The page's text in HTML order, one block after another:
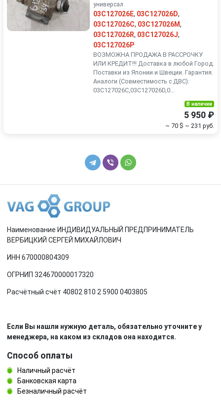
универсал
03C127026E, 03C127026D,
03C127026C, 03C127026M,
03C127026R, 03C127026J,
03C127026P
ВОЗМОЖНА ПРОДАЖА В РАССРОЧКУ
ИЛИ КРЕДИТ!!! Доставка в любой Город.
Поставки из Японии и Швеции. Гарантия.
Аналоги (Совместимость с ДВС):
03C127026C,03C127026D,0...
В наличии
5 950 ₽
~ 70 $ ~ 231 руб.
Наименование ИНДИВИДУАЛЬНЫЙ ПРЕДПРИНИМАТЕЛЬ
ВЕРБИЦКИЙ СЕРГЕЙ МИХАЙЛОВИЧ
ИНН 670000804309
ОГРНИП 324670000017320
Расчётный счёт 40802 810 2 5900 0403805
Если Вы нашли нужную деталь, обязательно уточните у
менеджера, на каком из складов она находится.
Способ оплаты
Наличный расчёт
Банковская карта
Безналичный расчёт